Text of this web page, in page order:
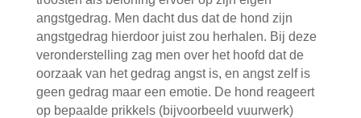
angstgedrag. Men dacht dus dat de hond zijn
angstgedrag hierdoor juist zou herhalen. Bij deze
veronderstelling zag men over het hoofd dat de
oorzaak van het gedrag angst is, en angst zelf is
geen gedrag maar een emotie. De hond reageert
op bepaalde prikkels (bijvoorbeeld vuurwerk)